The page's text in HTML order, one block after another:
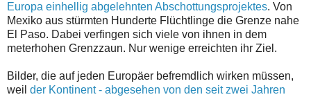
Europa einhellig abgelehnten Abschottungsprojektes. Von
Mexiko aus stürmten Hunderte Flüchtlinge die Grenze nahe
El Paso. Dabei verfingen sich viele von ihnen in dem
meterhohen Grenzzaun. Nur wenige erreichten ihr Ziel.
Bilder, die auf jeden Europäer befremdlich wirken müssen,
weil der Kontinent - abgesehen von den seit zwei Jahren